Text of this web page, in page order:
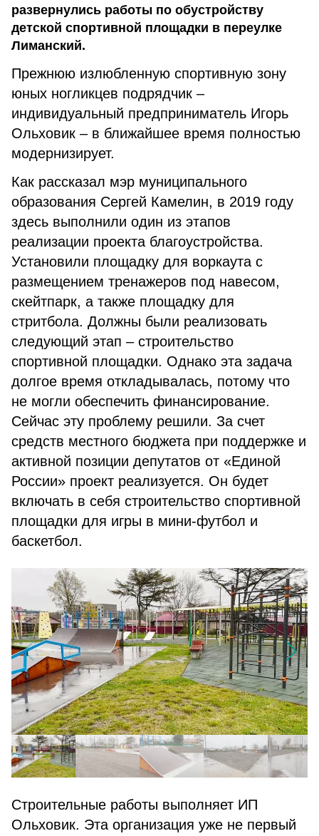
развернулись работы по обустройству
детской спортивной площадки в переулке
Лиманский.
Прежнюю излюбленную спортивную зону
юных ногликцев подрядчик –
индивидуальный предприниматель Игорь
Ольховик – в ближайшее время полностью
модернизирует.
Как рассказал мэр муниципального
образования Сергей Камелин, в 2019 году
здесь выполнили один из этапов
реализации проекта благоустройства.
Установили площадку для воркаута с
размещением тренажеров под навесом,
скейтпарк, а также площадку для
стритбола. Должны были реализовать
следующий этап – строительство
спортивной площадки. Однако эта задача
долгое время откладывалась, потому что
не могли обеспечить финансирование.
Сейчас эту проблему решили. За счет
средств местного бюджета при поддержке и
активной позиции депутатов от «Единой
России» проект реализуется. Он будет
включать в себя строительство спортивной
площадки для игры в мини-футбол и
баскетбол.
Строительные работы выполняет ИП
Ольховик. Эта организация уже не первый